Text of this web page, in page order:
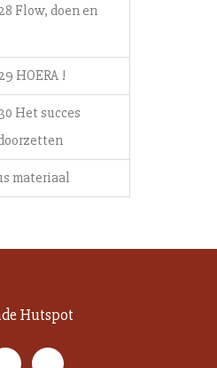
Flow, doen en
HOERA !
Het succes
materiaal
Hutspot